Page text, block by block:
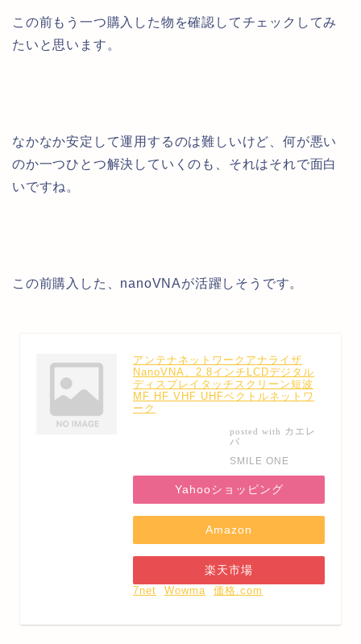
この前もう一つ購入した物を確認してチェックしてみ
たいと思います。
なかなか安定して運用するのは難しいけど、何が悪い
のか一つひとつ解決していくのも、それはそれで面白
いですね。
この前購入した、nanoVNAが活躍しそうです。
アンテナネットワークアナライザ
NanoVNA、2.8インチLCDデジタル
ディスプレイタッチスクリーン短波
MF HF VHF UHFベクトルネットワ
ーク
posted with カエレ
バ
SMILE ONE
Yahooショッピング
Amazon
楽天市場
7net
Wowma 価格.com